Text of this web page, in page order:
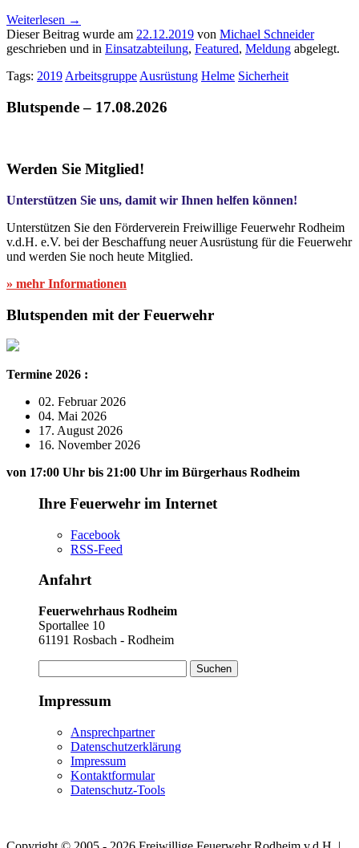
Weiterlesen →
Dieser Beitrag wurde am 22.12.2019 von Michael Schneider
geschrieben und in Einsatzabteilung, Featured, Meldung abgelegt.
Tags: 2019 Arbeitsgruppe Ausrüstung Helme Sicherheit
Blutspende – 17.08.2026
Werden Sie Mitglied!
Unterstützen Sie uns, damit wir Ihnen helfen können!
Unterstützen Sie den Förderverein Freiwillige Feuerwehr Rodheim
v.d.H. e.V. bei der Beschaffung neuer Ausrüstung für die Feuerwehr
und werden Sie noch heute Mitglied.
» mehr Informationen
Blutspenden mit der Feuerwehr
Termine 2026 :
02. Februar 2026
04. Mai 2026
17. August 2026
16. November 2026
von 17:00 Uhr bis 21:00 Uhr im Bürgerhaus Rodheim
Ihre Feuerwehr im Internet
Facebook
RSS-Feed
Anfahrt
Feuerwehrhaus Rodheim
Sportallee 10
61191 Rosbach - Rodheim
nach:
Impressum
Ansprechpartner
Datenschutzerklärung
Impressum
Kontaktformular
Datenschutz-Tools